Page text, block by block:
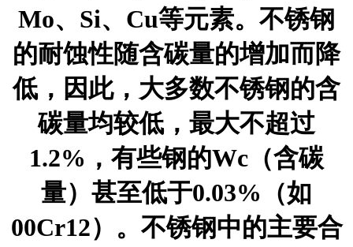
Mo、Si、Cu等元素。不锈钢
的耐蚀性随含碳量的增加而降
低，因此，大多数不锈钢的含
碳量均较低，最大不超过
1.2%，有些钢的Wc（含碳
量）甚至低于0.03%（如
00Cr12）。不锈钢中的主要合